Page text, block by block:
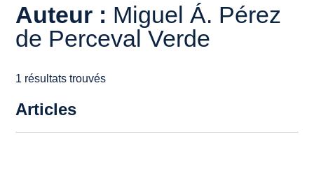
Auteur : Miguel Á. Pérez
de Perceval Verde
1 résultats trouvés
Articles